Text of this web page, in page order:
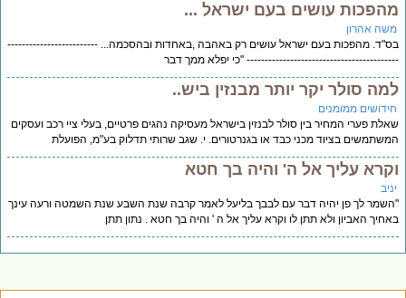
מהפכות עושים בעם ישראל ...
משה אהרון
בס"ד. מהפכות בעם ישראל עושים רק באהבה ,באחדות ובהסכמה... -------------------------
------------------------------------------ "כי יפלא ממך דבר
למה סולר יקר יותר מבנזין ביש..
חידושים ממומנים
שאלת פערי המחיר בין סולר לבנזין בישראל מעסיקה נהגים פרטיים, בעלי ציי רכב ועסקים
המשתמשים בציוד מכני כבד או בגנרטורים. י. שגב שרותי תדלוק בע"מ, הפועלת
וקרא עליך אל ה' והיה בך חטא
יניב
"השמר לך פן יהיה דבר עם לבבך בליעל לאמר קרבה שנת השבע שנת השמטה ורעה עינך
באחיך האביון ולא תתן לו וקרא עליך אל ה ' והיה בך חטא . נתון תתן